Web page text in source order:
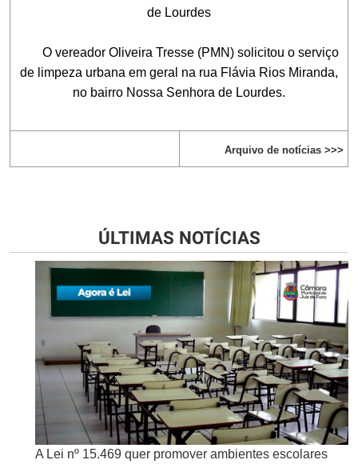
de Lourdes
O vereador Oliveira Tresse (PMN) solicitou o serviço
de limpeza urbana em geral na rua Flávia Rios Miranda,
no bairro Nossa Senhora de Lourdes.
Arquivo de notícias >>>
ÚLTIMAS NOTÍCIAS
A Lei nº 15.469 quer promover ambientes escolares